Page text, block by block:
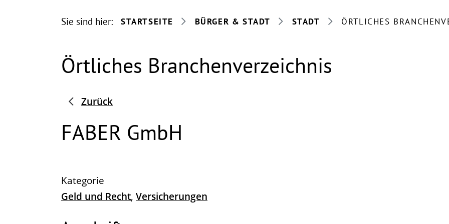
Sie sind hier: STARTSEITE BÜRGER & STADT STADT ÖRTLICHES
Örtliches Branchenverzeichnis
Zurück
FABER GmbH
Geld und Recht, Versicherungen